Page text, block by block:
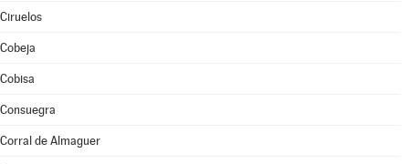
Ciruelos
Cobeja
Cobisa
Consuegra
Corral de Almaguer